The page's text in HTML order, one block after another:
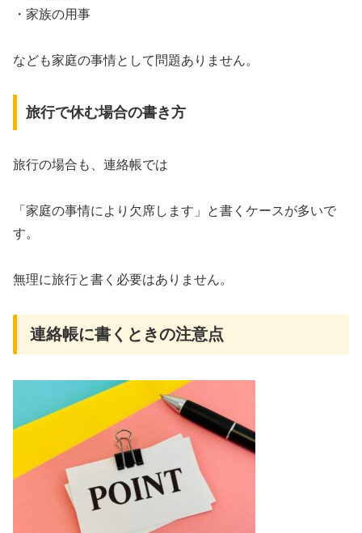
・家族の用事
なども家庭の事情として問題ありません。
旅行で休む場合の書き方
旅行の場合も、連絡帳では
「家庭の事情により欠席します」と書くケースが多いで
す。
無理に旅行と書く必要はありません。
連絡帳に書くときの注意点